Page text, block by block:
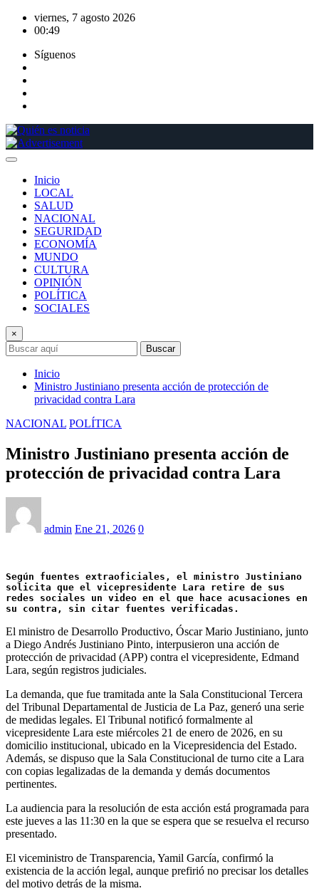
Saltar
viernes, 7 agosto 2026
00:49
Síguenos
Inicio
LOCAL
SALUD
NACIONAL
SEGURIDAD
ECONOMÍA
MUNDO
CULTURA
OPINIÓN
POLÍTICA
SOCIALES
×
Buscar
Inicio
Ministro Justiniano presenta acción de protección de
privacidad contra Lara
NACIONAL POLÍTICA
Ministro Justiniano presenta acción de
protección de privacidad contra Lara
admin Ene 21, 2026 0
Según fuentes extraoficiales, el ministro Justiniano
solicita que el vicepresidente Lara retire de sus
redes sociales un video en el que hace acusaciones en
su contra, sin citar fuentes verificadas.
El ministro de Desarrollo Productivo, Óscar Mario Justiniano, junto
a Diego Andrés Justiniano Pinto, interpusieron una acción de
protección de privacidad (APP) contra el vicepresidente, Edmand
Lara, según registros judiciales.
La demanda, que fue tramitada ante la Sala Constitucional Tercera
del Tribunal Departamental de Justicia de La Paz, generó una serie
de medidas legales. El Tribunal notificó formalmente al
vicepresidente Lara este miércoles 21 de enero de 2026, en su
domicilio institucional, ubicado en la Vicepresidencia del Estado.
Además, se dispuso que la Sala Constitucional de turno cite a Lara
con copias legalizadas de la demanda y demás documentos
pertinentes.
La audiencia para la resolución de esta acción está programada para
este jueves a las 11:30 en la que se espera que se resuelva el recurso
presentado.
El viceministro de Transparencia, Yamil García, confirmó la
existencia de la acción legal, aunque prefirió no precisar los detalles
del motivo detrás de la misma.